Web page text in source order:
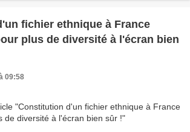
fichier ethnique à France
plus de diversité à l'écran bien
09:58